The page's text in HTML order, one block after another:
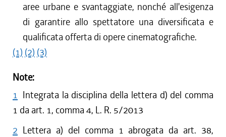
aree urbane e svantaggiate, nonché all'esigenza
di garantire allo spettatore una diversificata e
qualificata offerta di opere cinematografiche.
(1) (2) (3)
Note:
1 Integrata la disciplina della lettera d) del comma
1 da art. 1, comma 4, L. R. 5/2013
2 Lettera a) del comma 1 abrogata da art. 38,